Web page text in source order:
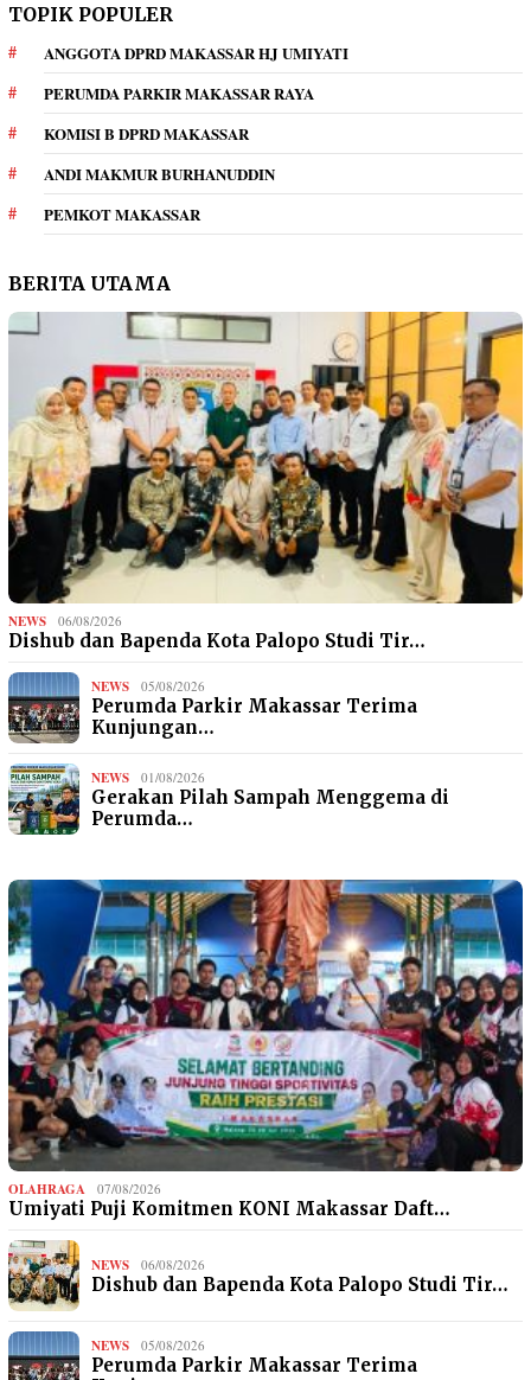
TOPIK POPULER
ANGGOTA DPRD MAKASSAR HJ UMIYATI
PERUMDA PARKIR MAKASSAR RAYA
KOMISI B DPRD MAKASSAR
ANDI MAKMUR BURHANUDDIN
PEMKOT MAKASSAR
BERITA UTAMA
NEWS 06/08/2026
Dishub dan Bapenda Kota Palopo Studi Tir…
NEWS 05/08/2026
Perumda Parkir Makassar Terima
Kunjungan…
NEWS 01/08/2026
Gerakan Pilah Sampah Menggema di
Perumda…
OLAHRAGA 07/08/2026
Umiyati Puji Komitmen KONI Makassar Daft…
NEWS 06/08/2026
Dishub dan Bapenda Kota Palopo Studi Tir…
NEWS 05/08/2026
Perumda Parkir Makassar Terima